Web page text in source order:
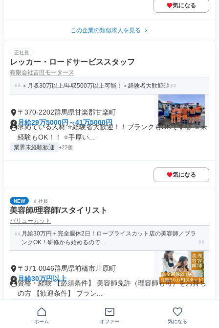
気になる
この企業の類似求人を見る
正社員
レッカー・ロードサービススタッフ
有限会社吉田モータース
＜月収30万以上/年収500万以上可能！＞経験者大歓迎◎
〒370-2202群馬県甘楽郡甘楽町
月給29万5000円～41万5000円
求めている人材 ⭐経験者大歓迎！！ブランクもOKです◎ ※未
経験もOK！！ ⭐手厚い...
業界未経験歓迎 +22個
気になる
NEW 正社員
美容師/理容師/スタイリスト
バリューカット
月給30万円＋完全週休2日！ロープライスカット店の美容師／ブラ
ンクOK！研修から始めるので...
〒371-0046群馬県前橋市川原町
月給30万円以上
資格・経験 【必須条件】 美容師免許（理容師も可）をお持ち
の方 【歓迎条件】 ブラン...
ホーム オファー 気になる